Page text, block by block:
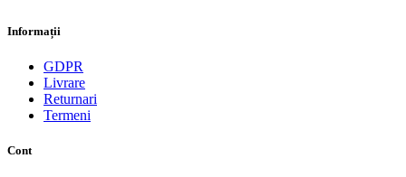
Informații
GDPR
Livrare
Returnari
Termeni
Cont